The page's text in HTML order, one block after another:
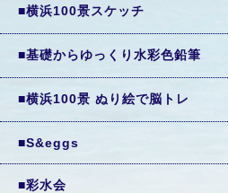
■横浜100景スケッチ
■基礎からゆっくり水彩色鉛筆
■横浜100景 ぬり絵で脳トレ
■S&eggs
■彩水会